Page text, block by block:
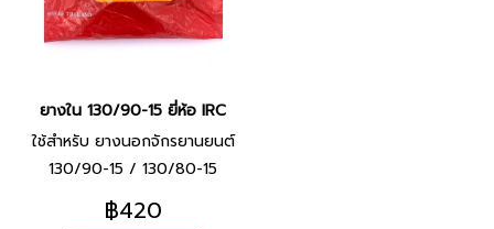
ยางใน 130/90-15 ยี่ห้อ IRC
ใช้สำหรับ ยางนอกจักรยานยนต์
130/90-15 / 130/80-15
฿420